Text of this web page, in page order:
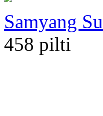
Samyang
458 pilti